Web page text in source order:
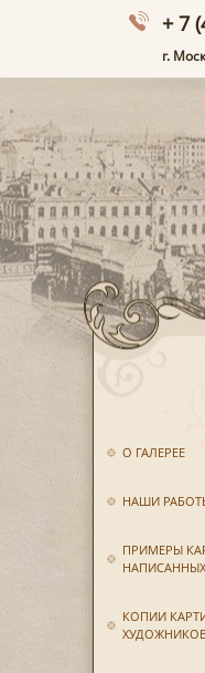
+ 7
г.
О ГАЛЕРЕЕ
НАШИ
ПРИМЕРЫ
КОПИИ